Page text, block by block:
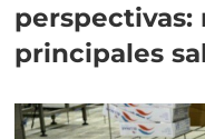
perspectivas:
principales